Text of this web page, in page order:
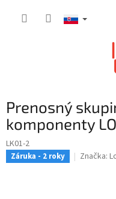
Prenosný
komponenty
LK01-2
Záruka - 2 roky Značka: